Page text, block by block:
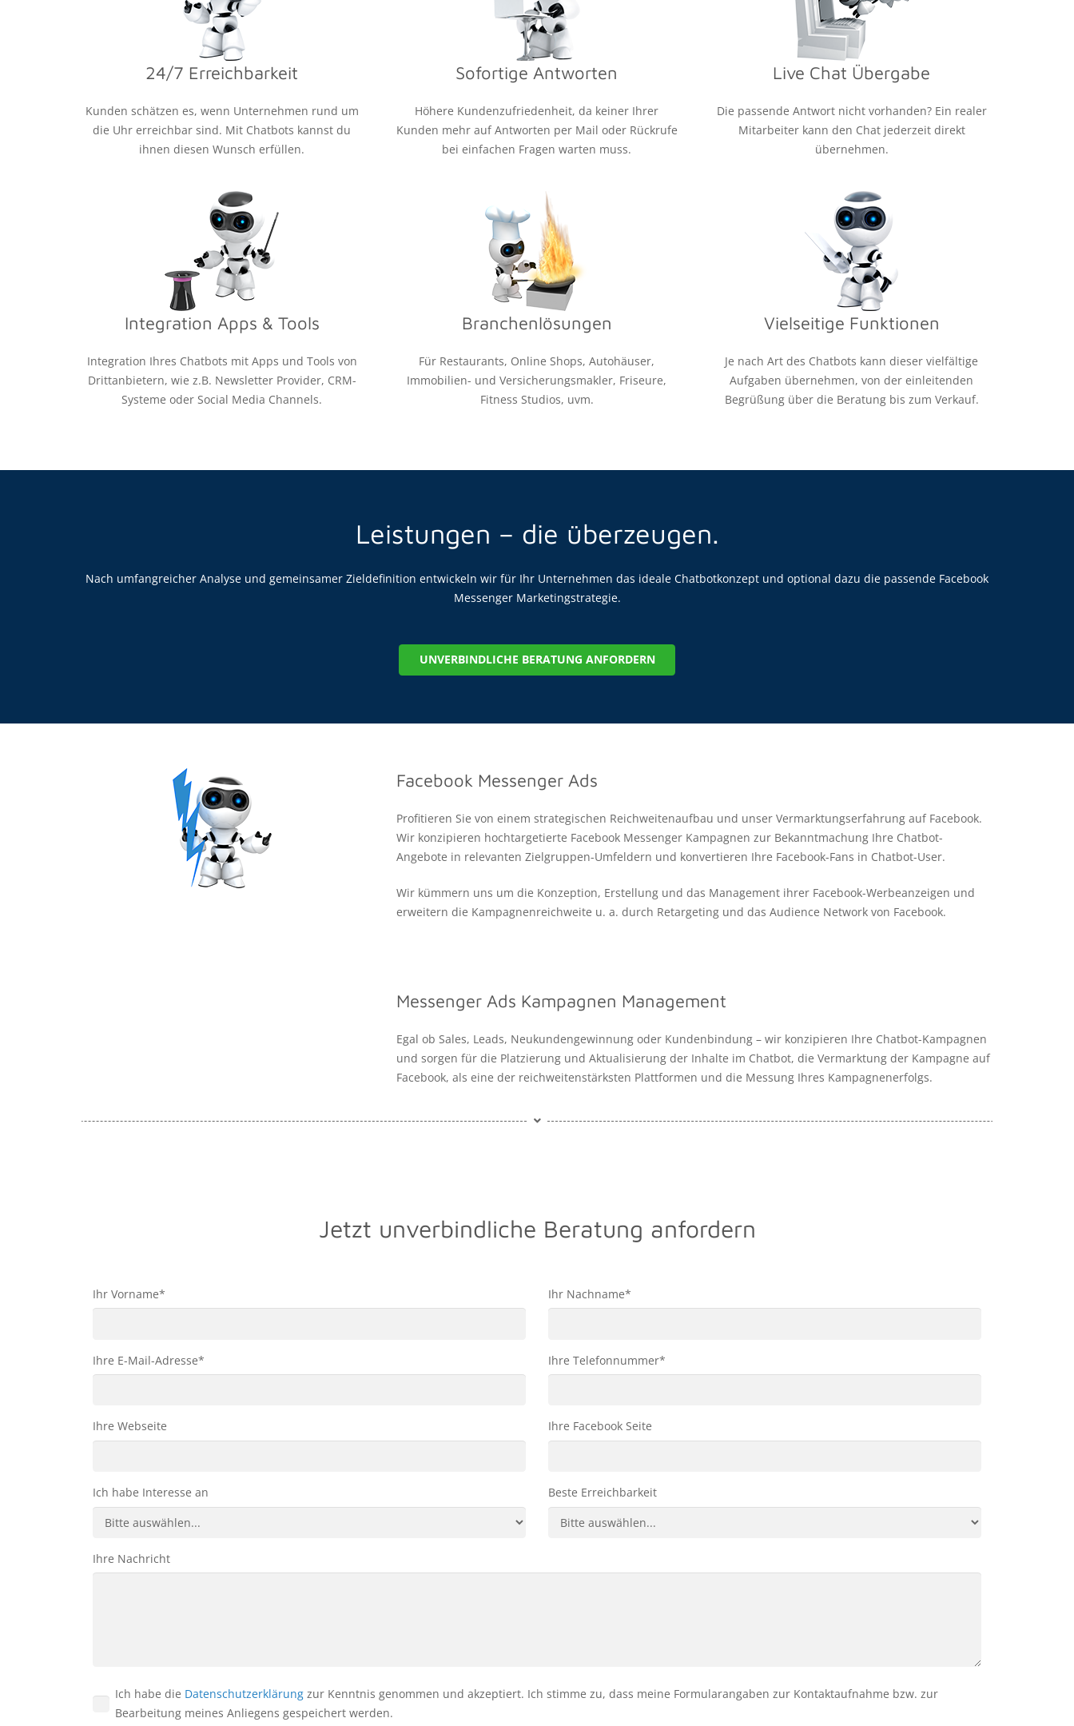
24/7 Erreichbarkeit
Kunden schätzen es, wenn Unternehmen rund um
die Uhr erreichbar sind. Mit Chatbots kannst du
ihnen diesen Wunsch erfüllen.
Sofortige Antworten
Höhere Kundenzufriedenheit, da keiner Ihrer
Kunden mehr auf Antworten per Mail oder Rückrufe
bei einfachen Fragen warten muss.
Live Chat Übergabe
Die passende Antwort nicht vorhanden? Ein realer
Mitarbeiter kann den Chat jederzeit direkt
übernehmen.
Integration Apps & Tools
Integration Ihres Chatbots mit Apps und Tools von
Drittanbietern, wie z.B. Newsletter Provider, CRM-
Systeme oder Social Media Channels.
Branchenlösungen
Für Restaurants, Online Shops, Autohäuser,
Immobilien- und Versicherungsmakler, Friseure,
Fitness Studios, uvm.
Vielseitige Funktionen
Je nach Art des Chatbots kann dieser vielfältige
Aufgaben übernehmen, von der einleitenden
Begrüßung über die Beratung bis zum Verkauf.
Leistungen – die überzeugen.
Nach umfangreicher Analyse und gemeinsamer Zieldefinition entwickeln wir für Ihr Unternehmen das ideale Chatbotkonzept und optional dazu die passende Facebook
Messenger Marketingstrategie.
UNVERBINDLICHE BERATUNG ANFORDERN
Facebook Messenger Ads
Profitieren Sie von einem strategischen Reichweitenaufbau und unser Vermarktungserfahrung auf Facebook.
Wir konzipieren hochtargetierte Facebook Messenger Kampagnen zur Bekanntmachung Ihre Chatbot-
Angebote in relevanten Zielgruppen-Umfeldern und konvertieren Ihre Facebook-Fans in Chatbot-User.
Wir kümmern uns um die Konzeption, Erstellung und das Management ihrer Facebook-Werbeanzeigen und
erweitern die Kampagnenreichweite u. a. durch Retargeting und das Audience Network von Facebook.
Messenger Ads Kampagnen Management
Egal ob Sales, Leads, Neukundengewinnung oder Kundenbindung – wir konzipieren Ihre Chatbot-Kampagnen
und sorgen für die Platzierung und Aktualisierung der Inhalte im Chatbot, die Vermarktung der Kampagne auf
Facebook, als eine der reichweitenstärksten Plattformen und die Messung Ihres Kampagnenerfolgs.
Jetzt unverbindliche Beratung anfordern
Ihr Vorname* Ihr Nachname*
Ihre E-Mail-Adresse* Ihre Telefonnummer*
Ihre Webseite Ihre Facebook Seite
Ich habe Interesse an Beste Erreichbarkeit
Ihre Nachricht
Ich habe die Datenschutzerklärung zur Kenntnis genommen und akzeptiert. Ich stimme zu, dass meine Formularangaben zur Kontaktaufnahme bzw. zur
Bearbeitung meines Anliegens gespeichert werden.